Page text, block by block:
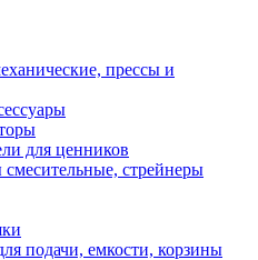
прессы и
для ценников
стрейнеры
подачи, емкости, корзины